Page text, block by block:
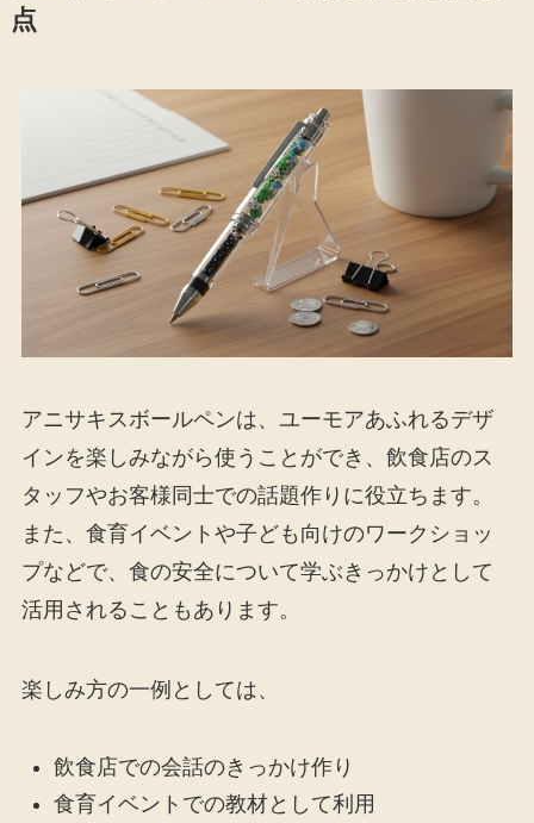
点
アニサキスボールペンは、ユーモアあふれるデザ
インを楽しみながら使うことができ、飲食店のス
タッフやお客様同士での話題作りに役立ちます。
また、食育イベントや子ども向けのワークショッ
プなどで、食の安全について学ぶきっかけとして
活用されることもあります。
楽しみ方の一例としては、
飲食店での会話のきっかけ作り
食育イベントでの教材として利用